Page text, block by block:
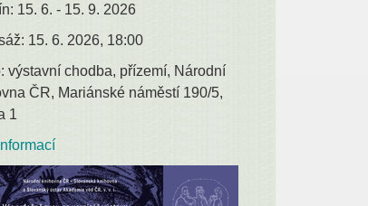
15. 6. - 15. 9. 2026
15. 6. 2026, 18:00
výstavní chodba, přízemí, Národní
ČR, Mariánské náměstí 190/5,
1